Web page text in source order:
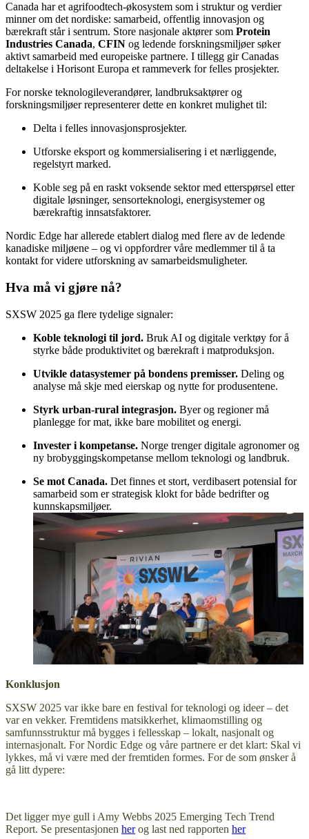
Canada har et agrifoodtech-økosystem som i struktur og verdier
minner om det nordiske: samarbeid, offentlig innovasjon og
bærekraft står i sentrum. Store nasjonale aktører som Protein
Industries Canada, CFIN og ledende forskningsmiljøer søker
aktivt samarbeid med europeiske partnere. I tillegg gir Canadas
deltakelse i Horisont Europa et rammeverk for felles prosjekter.
For norske teknologileverandører, landbruksaktører og
forskningsmiljøer representerer dette en konkret mulighet til:
Delta i felles innovasjonsprosjekter.
Utforske eksport og kommersialisering i et nærliggende,
regelstyrt marked.
Koble seg på en raskt voksende sektor med etterspørsel etter
digitale løsninger, sensorteknologi, energisystemer og
bærekraftig innsatsfaktorer.
Nordic Edge har allerede etablert dialog med flere av de ledende
kanadiske miljøene – og vi oppfordrer våre medlemmer til å ta
kontakt for videre utforskning av samarbeidsmuligheter.
Hva må vi gjøre nå?
SXSW 2025 ga flere tydelige signaler:
Koble teknologi til jord. Bruk AI og digitale verktøy for å
styrke både produktivitet og bærekraft i matproduksjon.
Utvikle datasystemer på bondens premisser. Deling og
analyse må skje med eierskap og nytte for produsentene.
Styrk urban-rural integrasjon. Byer og regioner må
planlegge for mat, ikke bare mobilitet og energi.
Invester i kompetanse. Norge trenger digitale agronomer og
ny brobyggingskompetanse mellom teknologi og landbruk.
Se mot Canada. Det finnes et stort, verdibasert potensial for
samarbeid som er strategisk klokt for både bedrifter og
kunnskapsmiljøer.
Konklusjon
SXSW 2025 var ikke bare en festival for teknologi og ideer – det
var en vekker. Fremtidens matsikkerhet, klimaomstilling og
samfunnsstruktur må bygges i fellesskap – lokalt, nasjonalt og
internasjonalt. For Nordic Edge og våre partnere er det klart: Skal vi
lykkes, må vi være med der fremtiden formes. For de som ønsker å
gå litt dypere:
Det ligger mye gull i Amy Webbs 2025 Emerging Tech Trend
Report. Se presentasjonen herog last ned rapporten her